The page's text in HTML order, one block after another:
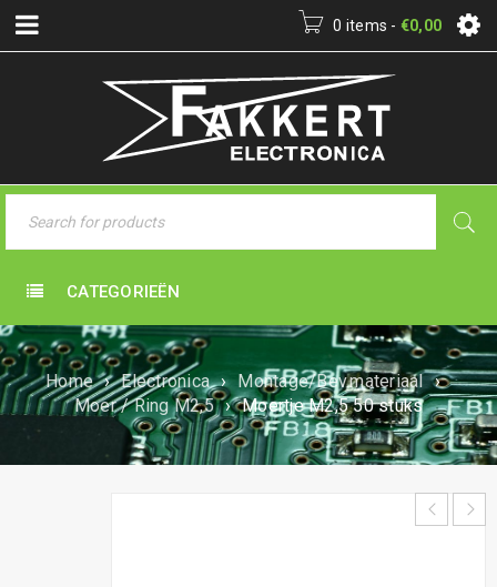
0 items - €0,00
CATEGORIEËN
Home › Electronica › Montage/Bev.materiaal ›
Moer / Ring M2,5 › Moertje M2,5 50 stuks